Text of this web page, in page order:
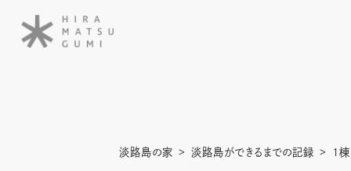
淡路島の家 淡路島ができるまでの記録 1棟